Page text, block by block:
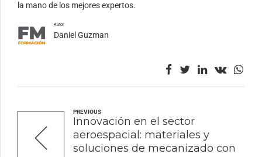
la mano de los mejores expertos.
Autor
Daniel Guzman
PREVIOUS
Innovación en el sector
aeroespacial: materiales y
soluciones de mecanizado con